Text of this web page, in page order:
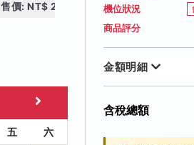
售價: NT$ 27,200 售價: NT$
五
六
機位狀況
商品評分
金額明細
含稅總額